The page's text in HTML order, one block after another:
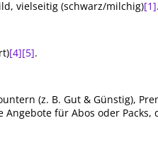
vielseitig (schwarz/milchig)[1]
[4][5].
(z. B. Gut & Günstig),
Angebote für Abos oder Packs,